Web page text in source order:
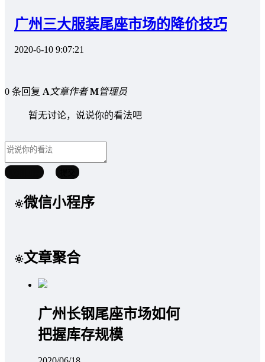
广州三大服装尾座市场的降价技巧
2020-6-10 9:07:21
0 条回复 A文章作者 M管理员
暂无讨论，说说你的看法吧
微信小程序
文章聚合
广州长钢尾座市场如何
把握库存规模